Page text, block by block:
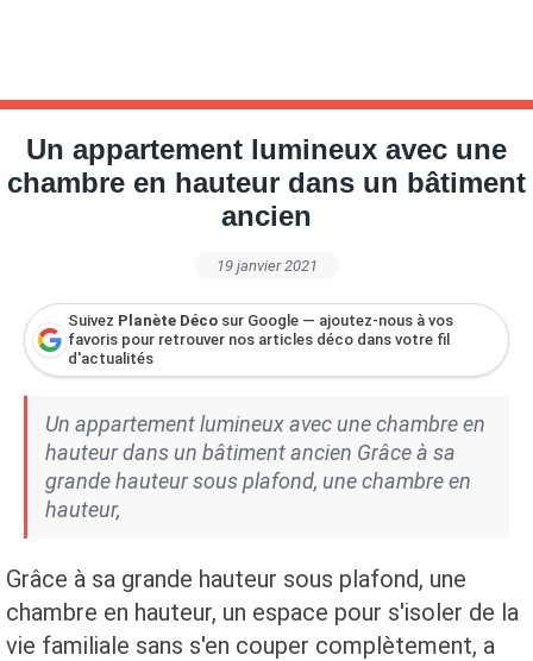
Un appartement lumineux avec une
chambre en hauteur dans un bâtiment
ancien
19 janvier 2021
Suivez Planète Déco sur Google — ajoutez-nous à vos
favoris pour retrouver nos articles déco dans votre fil
d'actualités
Un appartement lumineux avec une chambre en
hauteur dans un bâtiment ancien Grâce à sa
grande hauteur sous plafond, une chambre en
hauteur,
Grâce à sa grande hauteur sous plafond, une
chambre en hauteur, un espace pour s'isoler de la
vie familiale sans s'en couper complètement, a